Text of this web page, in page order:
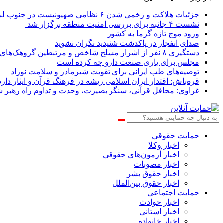
جزئیات هلاکت و زخمی شدن ۶ نظامی صهیونیست در جنوب لبنان
نشست ۴ جانبه برای بررسی امنیت منطقه برگزار شد
ورود موج تازه گرما به کشور
صدای انفجار در پاکدشت شنیدید نگران نشوید
دستگیری ۸ نفر از اشرار مسلح شاخص و مرتبطین گروهک‌های تروریستی
مجلس برای یاری صنعت دارو چه کرده است
توصیه‌های طب ایرانی برای تقویت شیرمادر و سلامت نوزاد
قره‌باش: اقتدار ایران اسلامی ریشه در فرهنگ قرآن و ایثار
غراوی: محافل قرآنی، سنگر بصیرت، وحدت و تداوم راه
حمایت حقوقی
اخبار وکلا
اخبار آزمون‌های حقوقی
اخبار مصوبات
اخبار حقوق بشر
اخبار حقوق بین‌الملل
حمایت اجتماعی
اخبار حوادث
اخبار استانی
اخبار خانواده